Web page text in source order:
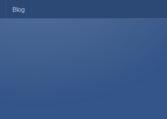
Blog